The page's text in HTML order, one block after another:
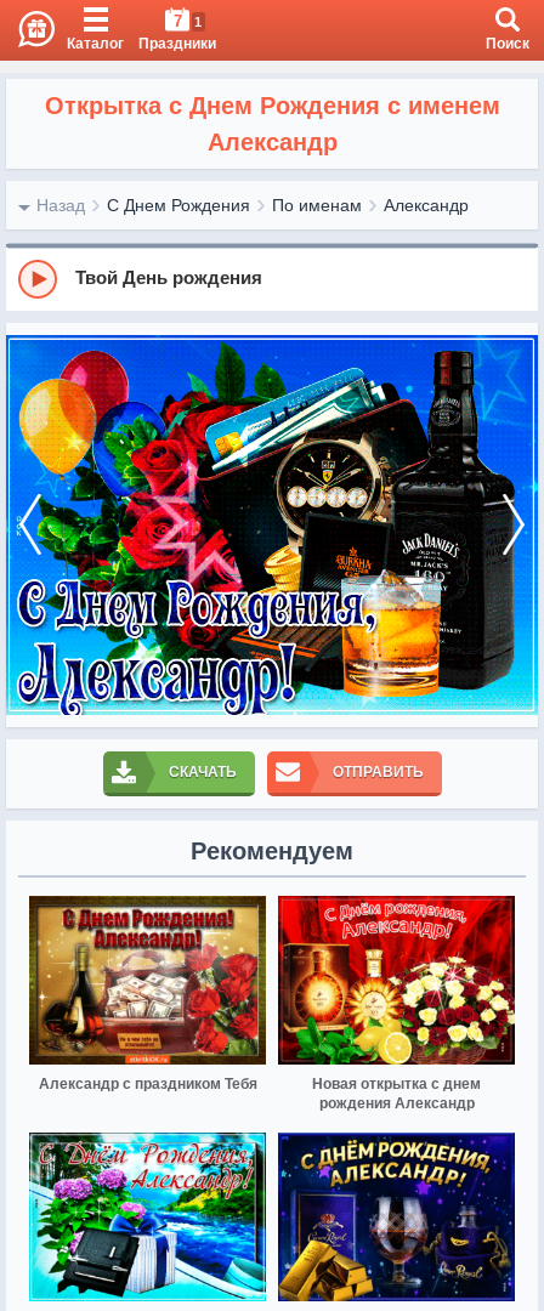
Каталог
7 1
Праздники Поиск
Открытка с Днем Рождения с именем
Александр
Назад С Днем Рождения По именам Александр
Твой День рождения
СКАЧАТЬ ОТПРАВИТЬ
Рекомендуем
Александр с праздником Тебя
Новая открытка с днем
рождения Александр